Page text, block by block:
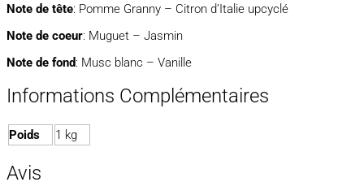
Note de tête: Pomme Granny – Citron d’Italie upcyclé
Note de coeur: Muguet – Jasmin
Note de fond: Musc blanc – Vanille
Informations Complémentaires
Poids 1 kg
Avis